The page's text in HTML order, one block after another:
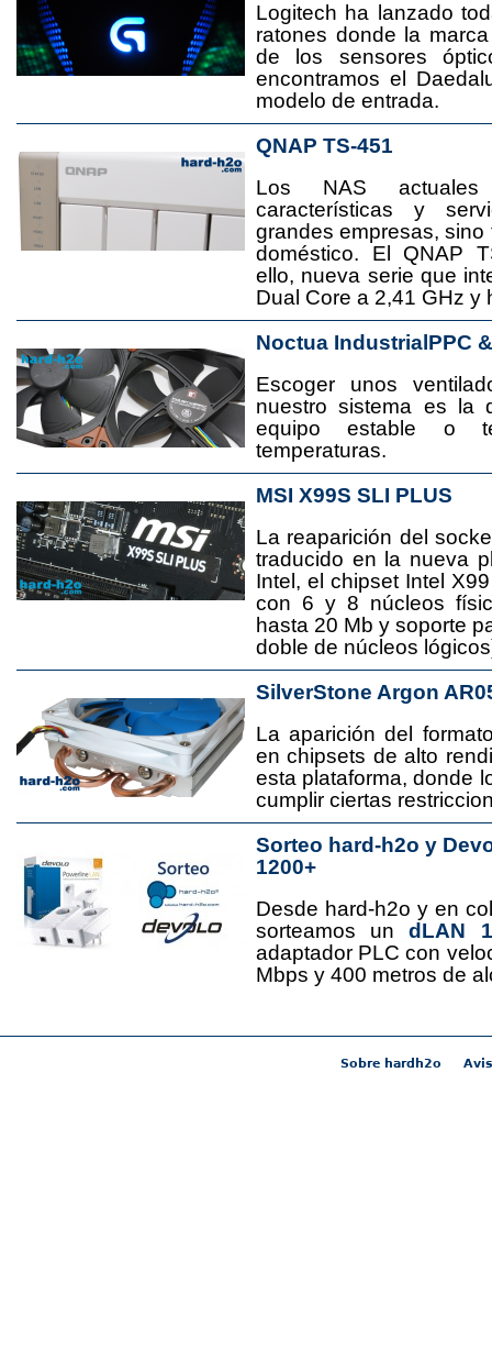
Logitech ha lanzado
ratones donde la
de los sensores
encontramos el
modelo de entrada.
QNAP TS-451
Los NAS
características y
grandes empresas,
doméstico. El QNAP
ello, nueva serie que
Dual Core a 2,41 GHz y
Noctua IndustrialPPC
Escoger unos
nuestro sistema es la
equipo estable o
temperaturas.
MSI X99S SLI PLUS
La reaparición del
traducido en la nueva
Intel, el chipset Intel
con 6 y 8 núcleos
hasta 20 Mb y soporte
doble de núcleos
SilverStone Argon
La aparición del
en chipsets de alto
esta plataforma, donde
cumplir ciertas
Sorteo hard-h2o y
1200+
Desde hard-h2o y en
sorteamos undLAN
adaptador PLC con
Mbps y 400 metros de
Sobre hardh2o